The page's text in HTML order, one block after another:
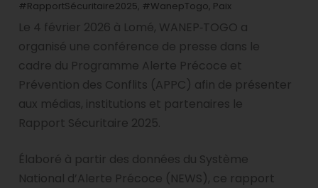
#RapportSécuritaire2025, #WanepTogo, Paix
Le 4 février 2026 à Lomé, WANEP‑TOGO a
organisé une conférence de presse dans le
cadre du Programme Alerte Précoce et
Prévention des Conflits (APPC) afin de présenter
aux médias, institutions et partenaires le
Rapport Sécuritaire 2025.
Élaboré à partir des données du Système
National d’Alerte Précoce (NEWS), ce rapport